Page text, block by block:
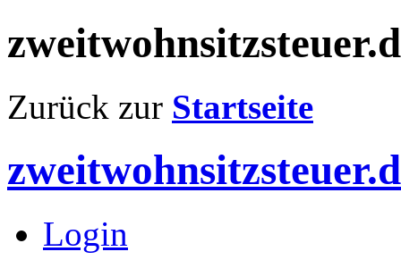
Zurück zur Startseite
Login